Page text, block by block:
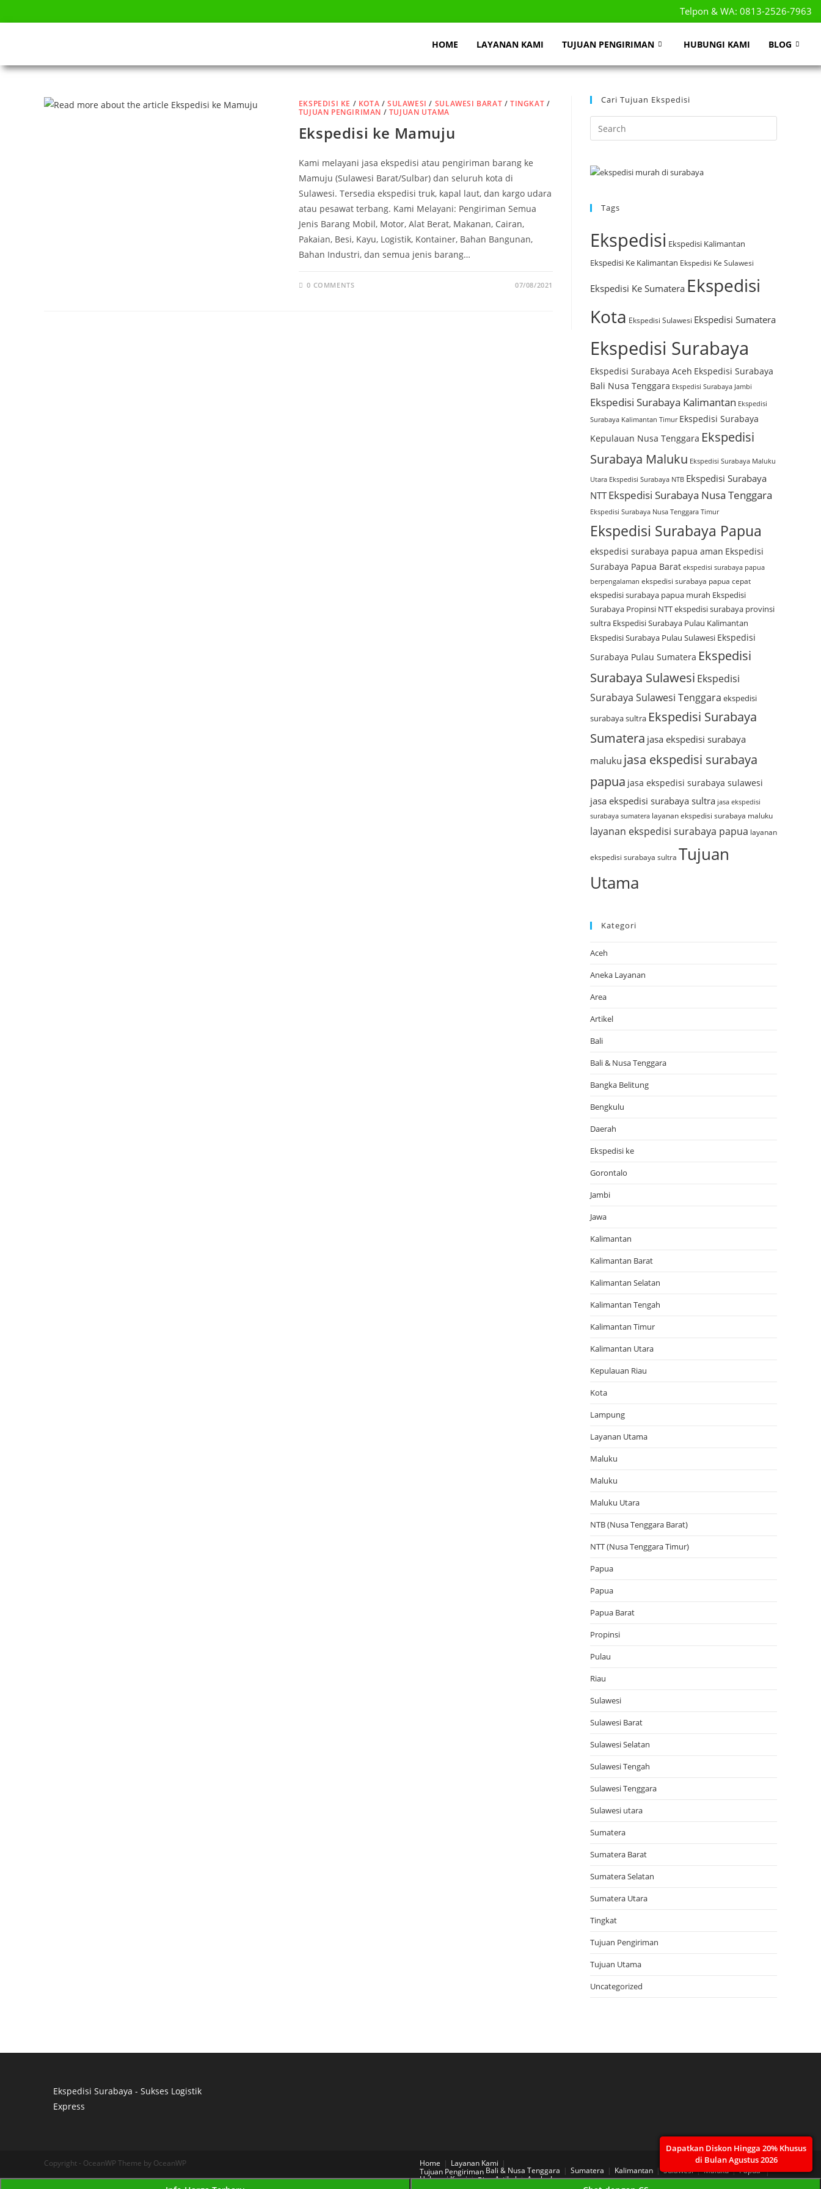
Telpon & WA: 0813-2526-7963
HOME LAYANAN KAMI TUJUAN PENGIRIMAN HUBUNGI KAMI BLOG
EKSPEDISI KE / KOTA /SULAWESI / SULAWESI BARAT / TINGKAT /
TUJUAN PENGIRIMAN / TUJUAN UTAMA
Ekspedisi ke Mamuju
Kami melayani jasa ekspedisi atau pengiriman barang ke
Mamuju (Sulawesi Barat/Sulbar) dan seluruh kota di
Sulawesi. Tersedia ekspedisi truk, kapal laut, dan kargo udara
atau pesawat terbang. Kami Melayani: Pengiriman Semua
Jenis Barang Mobil, Motor, Alat Berat, Makanan, Cairan,
Pakaian, Besi, Kayu, Logistik, Kontainer, Bahan Bangunan,
Bahan Industri, dan semua jenis barang…
0 COMMENTS 07/08/2021
Cari Tujuan Ekspedisi
Tags
Ekspedisi Ekspedisi Kalimantan
Ekspedisi Ke Kalimantan Ekspedisi Ke Sulawesi
Ekspedisi Ke Sumatera Ekspedisi
Kota Ekspedisi Sulawesi Ekspedisi Sumatera
Ekspedisi Surabaya
Ekspedisi Surabaya Aceh Ekspedisi Surabaya
Bali Nusa Tenggara Ekspedisi Surabaya Jambi
Ekspedisi Surabaya Kalimantan Ekspedisi
Surabaya Kalimantan Timur Ekspedisi Surabaya
Kepulauan Nusa Tenggara Ekspedisi
Surabaya Maluku Ekspedisi Surabaya Maluku
Utara Ekspedisi Surabaya NTB Ekspedisi Surabaya
NTT Ekspedisi Surabaya Nusa Tenggara
Ekspedisi Surabaya Nusa Tenggara Timur
Ekspedisi Surabaya Papua
ekspedisi surabaya papua aman Ekspedisi
Surabaya Papua Barat ekspedisi surabaya papua
berpengalaman ekspedisi surabaya papua cepat
ekspedisi surabaya papua murah Ekspedisi
Surabaya Propinsi NTTekspedisi surabaya provinsi
sultra Ekspedisi Surabaya Pulau Kalimantan
Ekspedisi Surabaya Pulau Sulawesi Ekspedisi
Surabaya Pulau Sumatera Ekspedisi
Surabaya Sulawesi Ekspedisi
Surabaya Sulawesi Tenggara ekspedisi
surabaya sultra Ekspedisi Surabaya
Sumatera jasa ekspedisi surabaya
maluku jasa ekspedisi surabaya
papua jasa ekspedisi surabaya sulawesi
jasa ekspedisi surabaya sultra jasa ekspedisi
surabaya sumatera layanan ekspedisi surabaya maluku
layanan ekspedisi surabaya papua layanan
ekspedisi surabaya sultra Tujuan
Utama
Kategori
Aceh
Aneka Layanan
Area
Artikel
Bali
Bali & Nusa Tenggara
Bangka Belitung
Bengkulu
Daerah
Ekspedisi ke
Gorontalo
Jambi
Jawa
Kalimantan
Kalimantan Barat
Kalimantan Selatan
Kalimantan Tengah
Kalimantan Timur
Kalimantan Utara
Kepulauan Riau
Kota
Lampung
Layanan Utama
Maluku
Maluku
Maluku Utara
NTB (Nusa Tenggara Barat)
NTT (Nusa Tenggara Timur)
Papua
Papua
Papua Barat
Propinsi
Pulau
Riau
Sulawesi
Sulawesi Barat
Sulawesi Selatan
Sulawesi Tengah
Sulawesi Tenggara
Sulawesi utara
Sumatera
Sumatera Barat
Sumatera Selatan
Sumatera Utara
Tingkat
Tujuan Pengiriman
Tujuan Utama
Uncategorized
Dapatkan Diskon Hingga 20% Khusus
di Bulan Agustus 2026
Ekspedisi Surabaya - Sukses Logistik
Express
Jasa Tank Cleaning
Home
Layanan Kami
Tujuan Pengiriman Bali & Nusa Tenggara Sumatera Kalimantan Sulawesi Maluku
Papua
Hubungi Kami
BlogArtikel Aneka Layanan
Copyright - OceanWP Theme by OceanWP